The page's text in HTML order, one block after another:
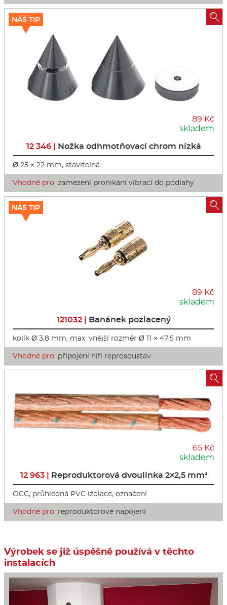
89 Kč
skladem
12 346 | Nožka odhmotňovací chrom nízká
Ø 25 × 22 mm, stavitelná
Vhodné pro: zamezení pronikání vibrací do podlahy
NÁŠ TIP 
89 Kč
skladem
121032 | Banánek pozlacený
kolík Ø 3,8 mm, max. vnější rozměr Ø 11 × 47,5 mm
Vhodné pro: připojení hifi reprosoustav
NÁŠ TIP 
65 Kč
skladem
12 963 | Reproduktorová dvoulinka 2×2,5 mm²
OCC, průhledná PVC izolace, označení
Vhodné pro: reproduktorové napojení

Výrobek se již úspěšně používá v těchto
instalacích